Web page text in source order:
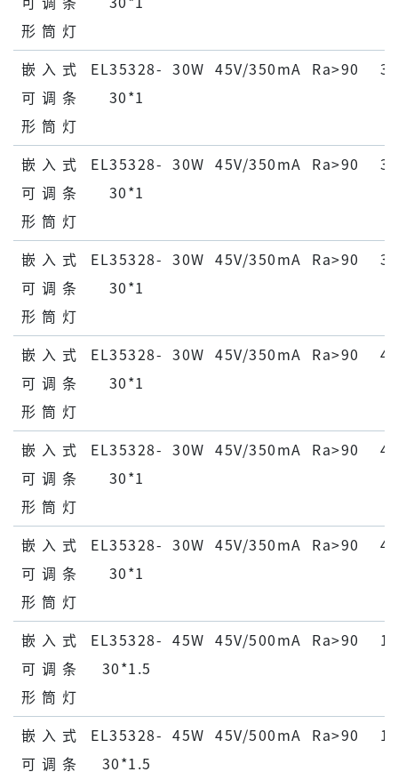
形 筒 灯
嵌 ⼊ 式
可 调 条
形 筒 灯
EL35328-
30*1
30W 45V/350mA Ra>90
嵌 ⼊ 式
可 调 条
形 筒 灯
EL35328-
30*1
30W 45V/350mA Ra>90
嵌 ⼊ 式
可 调 条
形 筒 灯
EL35328-
30*1
30W 45V/350mA Ra>90
嵌 ⼊ 式
可 调 条
形 筒 灯
EL35328-
30*1
30W 45V/350mA Ra>90
嵌 ⼊ 式
可 调 条
形 筒 灯
EL35328-
30*1
30W 45V/350mA Ra>90
嵌 ⼊ 式
可 调 条
形 筒 灯
EL35328-
30*1
30W 45V/350mA Ra>90
嵌 ⼊ 式
可 调 条
形 筒 灯
EL35328-
30*1.5
45W 45V/500mA Ra>90
嵌 ⼊ 式
可 调 条
EL35328-
30*1.5
45W 45V/500mA Ra>90